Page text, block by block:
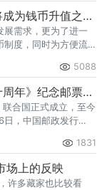
本文
第四套人民币或将成为钱币升值之王！
展需求，更为了进一
制度，同时为方便流
5088
《联合国成立七十周年》纪念邮票发行
合国正式成立，至今
日，中国邮政发行
1831
场上的反映
许多藏家也比较看